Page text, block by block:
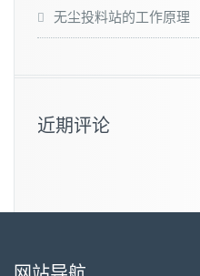
无尘投料站的工作原理
近期评论